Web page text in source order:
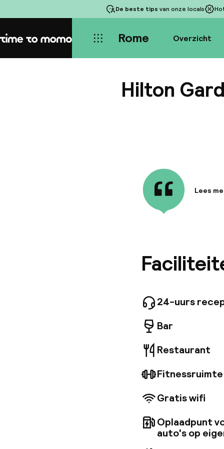
De beste tips van onze locals
Home Rome Overzicht
Hilton
gunstig
Wi-Fi.
gasten
Lees
24-uurs
Bar
Restaurant
Gratis wifi
Oplaadpunt
auto's op